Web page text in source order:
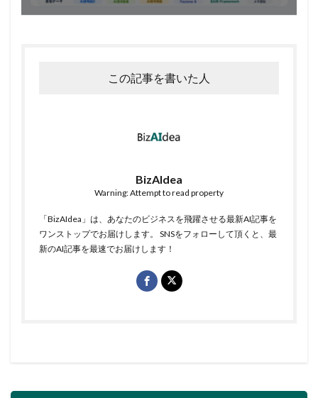
この記事を書いた人
BizAIdea
Warning: Attempt to read property
「BizAIdea」は、あなたのビジネスを飛躍させる最新AI記事を
ワンストップでお届けします。 SNSをフォローして頂くと、最
新のAI記事を最速でお届けします！